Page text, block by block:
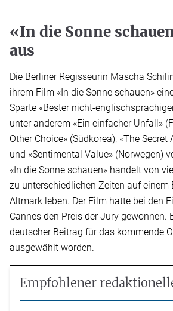
«In die Sonne
aus
Die Berliner Regisseurin Mascha
ihrem Film «In die Sonne schauen»
Sparte «Bester nicht-
unter anderem «Ein einfacher Unfall»
Other Choice» (Südkorea), «The Secret
und «Sentimental Value» (Norwegen)
«In die Sonne schauen» handelt von
zu unterschiedlichen Zeiten auf einem
Altmark leben. Der Film hatte bei den
Cannes den Preis der Jury gewonnen.
deutscher Beitrag für das kommende
ausgewählt worden.
Empfohlener